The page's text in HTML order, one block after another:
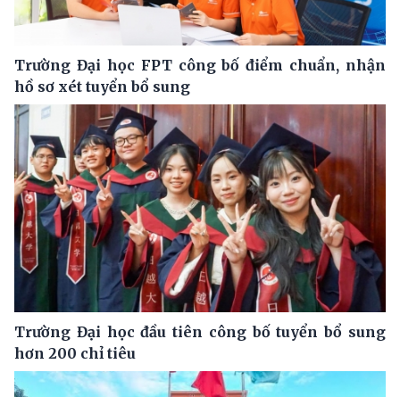
Trường Đại học FPT công bố điểm chuẩn, nhận
hồ sơ xét tuyển bổ sung
Trường Đại học đầu tiên công bố tuyển bổ sung
hơn 200 chỉ tiêu